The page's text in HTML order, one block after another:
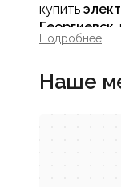
купить
Георгиевск
тепла и
Подробнее
Наше